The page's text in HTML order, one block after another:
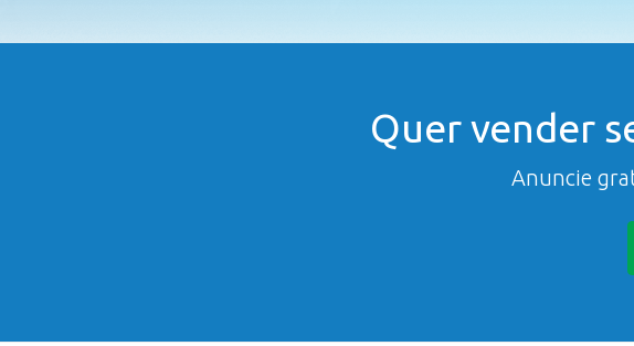
Quer vender
Anuncie